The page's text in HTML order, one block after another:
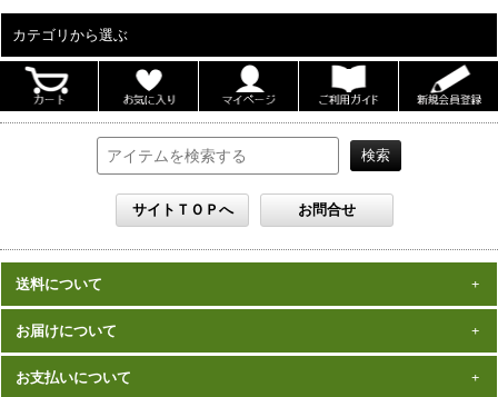
カテゴリから選ぶ
ALL
男性写真集
雑誌
送料について
数量、価格に関わらず
※沖縄の送料は1,500円となります。
※商品により諸事情で金額が変更する場合もございます。
お届けについて
在庫がある商品につきましては、
お支払いについて